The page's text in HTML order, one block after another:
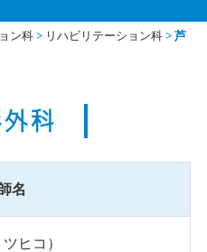
く
ン科 > リハビリテーション科 >芦
科
名
ヒコ）